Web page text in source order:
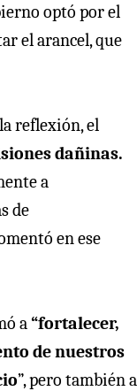
optó por el
el arancel, que
reflexión, el
dañinas.
a
de
en ese
a“fortalecer,
de nuestros
”, pero también a